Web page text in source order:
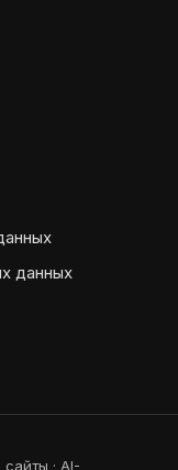
данных
сайты · AI-